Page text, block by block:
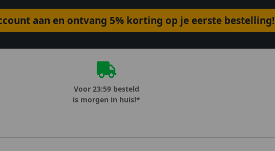
aan en ontvang 5% korting op je eerste bestelling!
Voor 23:59 besteld
is morgen in huis!*